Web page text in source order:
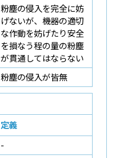
粉塵の侵入を完全に妨
げないが、機器の適切
な作動を妨げたり安全
を損なう程の量の粉塵
が貫通してはならない
粉塵の侵入が皆無
定義
-